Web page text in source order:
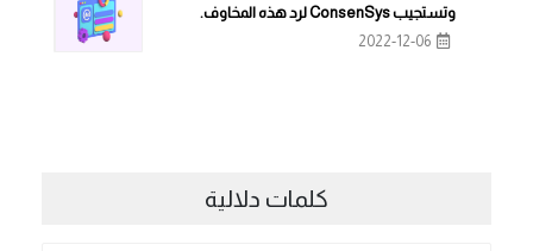
وتستجيب ConsenSys لرد هذه المخاوف.
2022-12-06
كلمات دلالية